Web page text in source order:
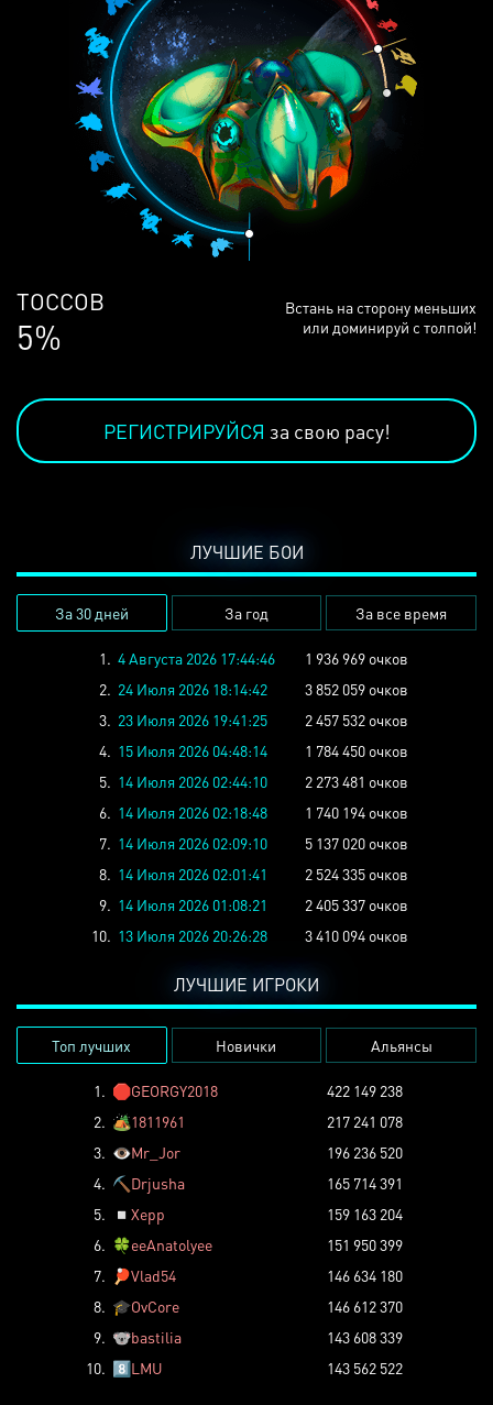
ЛЮДЕЙ
68%
Встань на сторону меньших
или доминируй с толпой!
РЕГИСТРИРУЙСЯ за свою расу!
ЛУЧШИЕ БОИ
За 30 дней За год За все время
1. 4 Августа 2026 17:44:46
1 936 969 очков
2. 24 Июля 2026 18:14:42
3 852 059 очков
3. 23 Июля 2026 19:41:25
2 457 532 очков
4. 15 Июля 2026 04:48:14
1 784 450 очков
5. 14 Июля 2026 02:44:10
2 273 481 очков
6. 14 Июля 2026 02:18:48
1 740 194 очков
7. 14 Июля 2026 02:09:10
5 137 020 очков
8. 14 Июля 2026 02:01:41
2 524 335 очков
9. 14 Июля 2026 01:08:21
2 405 337 очков
10. 13 Июля 2026 20:26:28 3 410 094 очков
ЛУЧШИЕ ИГРОКИ
Топ лучших Новички Альянсы
1. 🛑GEORGY2018
422 149 238
2. 🏕️1811961
217 241 078
3. 👁️Mr_Jor
196 236 520
4. ⛏️ Drjusha
165 714 391
5.
◽ Xepp
159 163 204
6. 🍀eeAnatolyee
151 950 399
7.
🏓Vlad54
146 634 180
8. 🎓OvCore
146 612 370
9. 🐨bastilia
143 608 339
10. 8️⃣LMU 143 562 522